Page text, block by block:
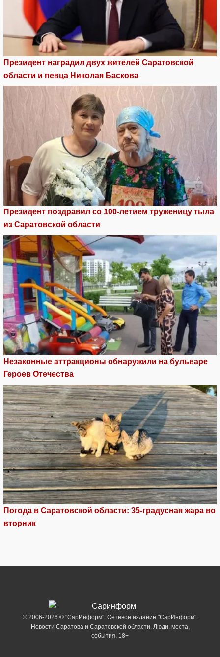
Президент наградил двух жителей Саратовской
области и певца Николая Баскова
Президент поздравил со 100-летием труженицу тыла
из Саратовской области
Незаконные аттракционы обнаружили на бульваре
Героев Отечества
Погода в Саратовской области: 35-градусная жара во
вторник
© 2006-2026 © "СарИнформ". Сетевое издание "СарИнформ".
Новости Саратова и Саратовской области. Люди, места,
события. 18+